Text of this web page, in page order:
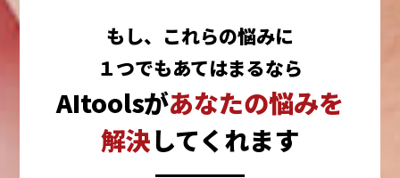
もし、これらの悩みに
１つでもあてはまるなら
AItoolsがあなたの悩みを
解決してくれます